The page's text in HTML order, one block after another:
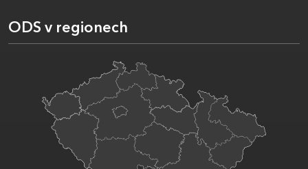
ODS v regionech